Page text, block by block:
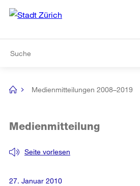
Navigation
[no
Medienmitteilungen 2008–2019
Seite vorlesen
Medienmitteilung
27. Januar 2010